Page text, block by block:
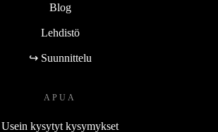
Blog
Lehdistö
↪ Suunnittelu
APUA
Usein kysytyt kysymykset